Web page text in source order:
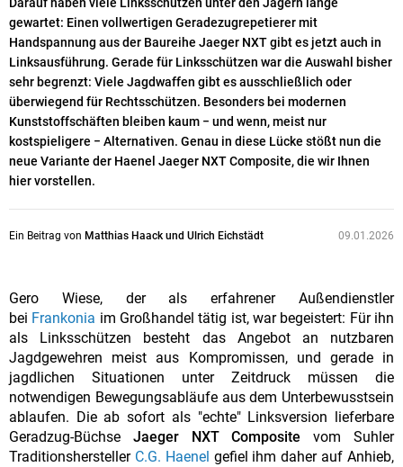
gewartet: Einen vollwertigen Geradezugrepetierer mit
Handspannung aus der Baureihe Jaeger NXT gibt es jetzt auch in
Linksausführung. Gerade für Linksschützen war die Auswahl bisher
sehr begrenzt: Viele Jagdwaffen gibt es ausschließlich oder
überwiegend für Rechtsschützen. Besonders bei modernen
Kunststoffschäften bleiben kaum − und wenn, meist nur
kostspieligere − Alternativen. Genau in diese Lücke stößt nun die
neue Variante der Haenel Jaeger NXT Composite, die wir Ihnen
hier vorstellen.
Ein Beitrag von Matthias Haack und Ulrich Eichstädt 09.01.2026
Gero Wiese, der als erfahrener Außendienstler
bei Frankonia im Großhandel tätig ist, war begeistert: Für ihn
als Linksschützen besteht das Angebot an nutzbaren
Jagdgewehren meist aus Kompromissen, und gerade in
jagdlichen Situationen unter Zeitdruck müssen die
notwendigen Bewegungsabläufe aus dem Unterbewusstsein
ablaufen. Die ab sofort als "echte" Linksversion lieferbare
Geradzug-Büchse Jaeger NXT Composite vom Suhler
Traditionshersteller C.G. Haenel gefiel ihm daher auf Anhieb,